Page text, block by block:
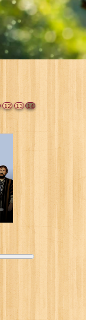
12 13
14